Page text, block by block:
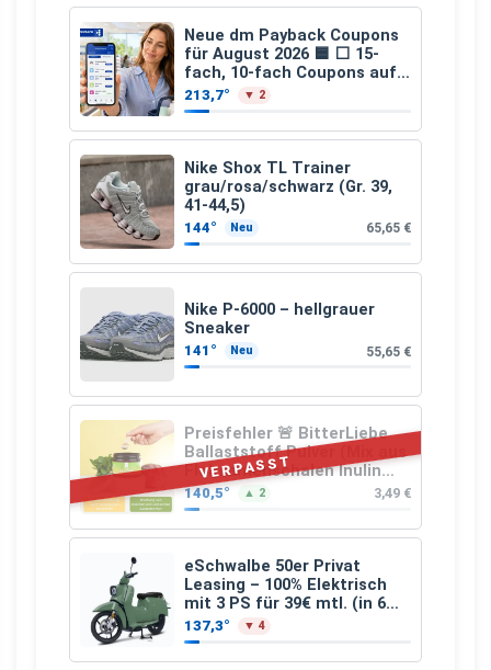
Neue dm Payback Coupons
für August 2026 🟦 ⬜ 15-
fach, 10-fach Coupons auf
den gesamten Einkauf ab 2
€
213,7° ▼ 2
Nike Shox TL Trainer
grau/rosa/schwarz (Gr. 39,
41-44,5)
144° Neu 65,65 €
Nike P-6000 – hellgrauer
Sneaker
141° Neu 55,65 €
VERPASST
Preisfehler 🚨 BitterLiebe
Ballaststoff Pulver (Mix aus
Flohsamenschalen Inulin
(Präbiotika) Leinsamen &
Apfelfaser)
140,5° ▲ 2 3,49 €
eSchwalbe 50er Privat
Leasing – 100% Elektrisch
mit 3 PS für 39€ mtl. (in 6
schicken Farben LF: 0.43, 36
Monate, Bereitstellung:
159,00 €, 2.500 km/Jahr)
137,3° ▼ 4